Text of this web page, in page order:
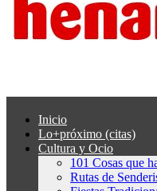
Inicio
Lo+próximo (citas)
Cultura y Ocio
101 Cosas que
Rutas de